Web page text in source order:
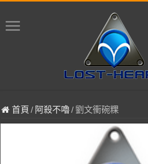
首頁 / 阿殺不嚕/ 劉文衝碗粿